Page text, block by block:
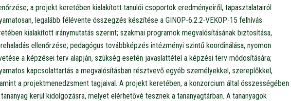
a projekt keretében kialakított tanulói csoportok eredményeiről, tapasztalatairól
legalább félévente összegzés készítése a GINOP-6.2.2-VEKOP-15 felhívás
kialakított iránymutatás szerint; szakmai programok megvalósításának biztosítása,
ellenőrzése; pedagógus továbbképzés intézményi szintű koordinálása, nyomon
a képzései terv alapján, szükség esetén javaslattétel a képzési terv módosítására;
kapcsolattartás a megvalósításban résztvevő egyéb személyekkel, szereplőkkel,
a projektmenedzsment tagjaival. A projekt keretében, a konzorcium által összességében
kerül kidolgozásra, melyet elérhetővé tesznek a tananyagtárban. A tananyagok